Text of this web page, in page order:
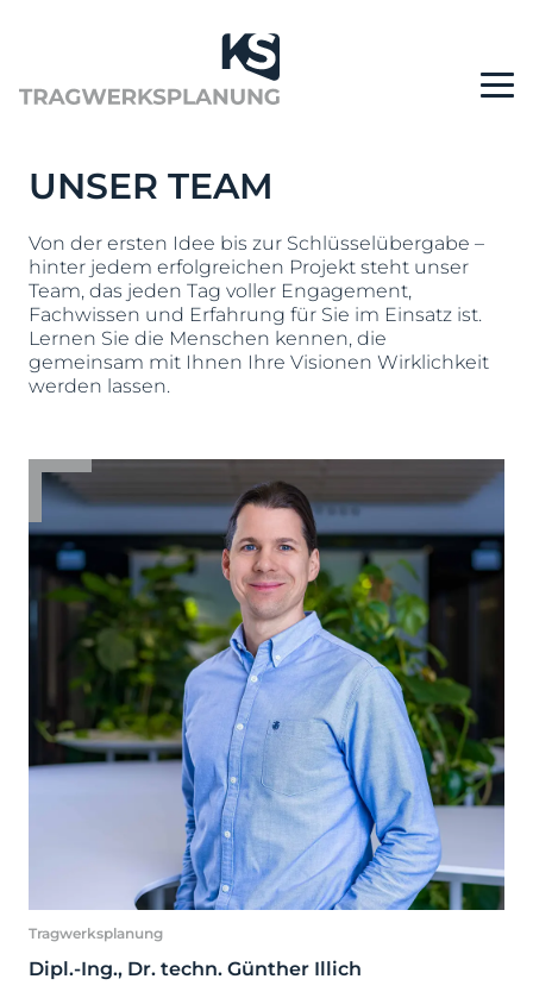
UNSER TEAM
Von der ersten Idee bis zur Schlüsselübergabe –
hinter jedem erfolgreichen Projekt steht unser
Team, das jeden Tag voller Engagement,
Fachwissen und Erfahrung für Sie im Einsatz ist.
Lernen Sie die Menschen kennen, die
gemeinsam mit Ihnen Ihre Visionen Wirklichkeit
werden lassen.
Tragwerksplanung
Dipl.-Ing., Dr. techn. Günther Illich